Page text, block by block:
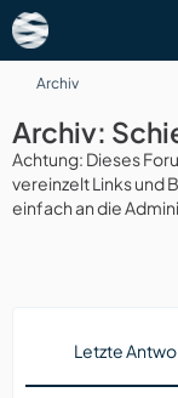
Archiv
Archiv:
Achtung: Dieses
vereinzelt Links und
einfach an die
Letzte